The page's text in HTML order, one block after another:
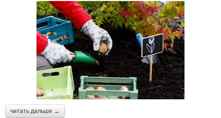
читать дальше →